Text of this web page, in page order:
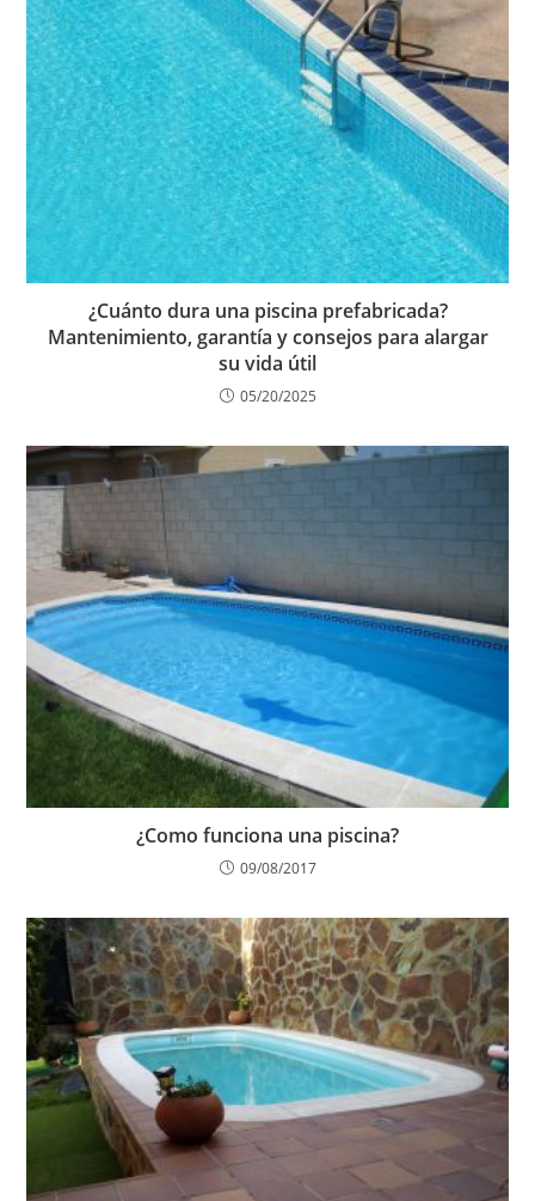
¿Cuánto dura una piscina prefabricada?
Mantenimiento, garantía y consejos para alargar
su vida útil
05/20/2025
¿Como funciona una piscina?
09/08/2017